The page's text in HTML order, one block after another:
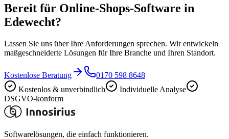
Bereit für Online-Shops-Software in
Edewecht?
Lassen Sie uns über Ihre Anforderungen sprechen. Wir entwickeln
maßgeschneiderte Lösungen für Ihre Branche und Ihren Standort.
Kostenlose Beratung
0170 598 8648
Kostenlos & unverbindlich
Individuelle Analyse
DSGVO-konform
Softwarelösungen, die einfach funktionieren.